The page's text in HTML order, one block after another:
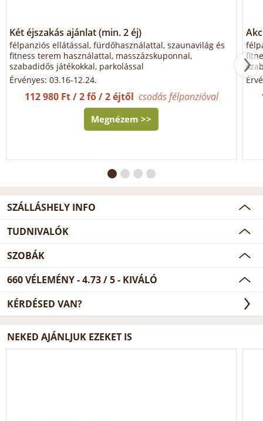
Két éjszakás ajánlat (min. 2 éj)
félpanziós ellátással, fürdőhasználattal, szaunavilág és
fitness terem használattal, masszázskuponnal,
szabadidős játékokkal, parkolással
Érvényes: 03.16-12.24.
112 980 Ft / 2 fő / 2 éjtől csodás félpanzióval
Megnézem >>
SZÁLLÁSHELY INFO
TUDNIVALÓK
SZOBÁK
660VÉLEMÉNY -4.73/5- KIVÁLÓ
KÉRDÉSED VAN?
NEKED AJÁNLJUK EZEKET IS